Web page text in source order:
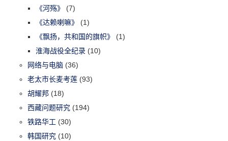
《河殇》
(7)
《达赖喇嘛》
(1)
《飘扬，共和国的旗帜》
(1)
淮海战役全纪录 (10)
网络与电脑 (36)
老太市长麦考莲 (93)
胡耀邦 (18)
西藏问题研究 (194)
铁路华工 (30)
韩国研究 (10)